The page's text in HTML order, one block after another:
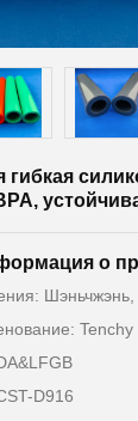
гибкая
о
Шэньчжэнь,
Tenchy
D916